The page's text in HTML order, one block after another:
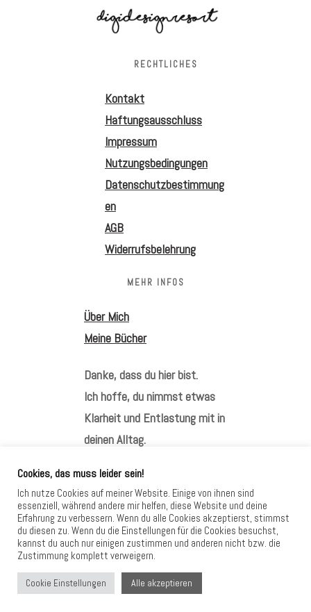
RECHTLICHES
Kontakt
Haftungsausschluss
Impressum
Nutzungsbedingungen
Datenschutzbestimmung
en
AGB
Widerrufsbelehrung
MEHR INFOS
Über Mich
Meine Bücher
Danke, dass du hier bist.
Ich hoffe, du nimmst etwas
Klarheit und Entlastung mit in
deinen Alltag.
HIER FINDEST DU MICH
Cookies, das muss leider sein!
Ich nutze Cookies auf meiner Website. Einige von ihnen sind
essenziell, während andere mir helfen, diese Website und deine
Erfahrung zu verbessern. Wenn du alle Cookies akzeptierst, stimmst
du diesen zu. Wenn du die Einstellungen für die Cookies besuchst,
kannst du auch nur einigen zustimmen und anderen nicht bzw. die
Zustimmung komplett verweigern.
Cookie Einstellungen Alle akzeptieren